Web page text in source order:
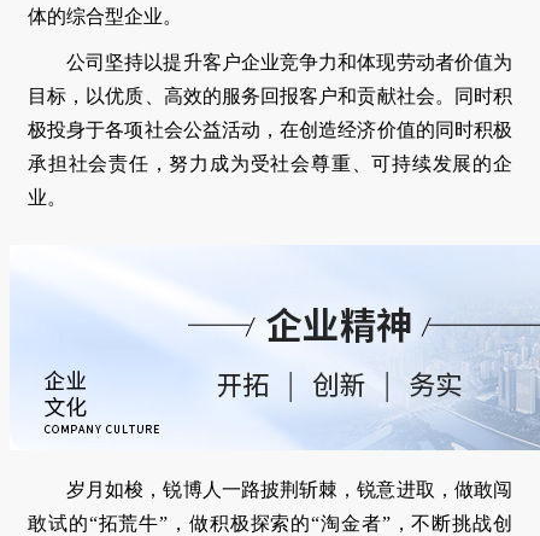
体的综合型企业。
公司坚持以提升客户企业竞争力和体现劳动者价值为
目标，以优质、高效的服务回报客户和贡献社会。同时积
极投身于各项社会公益活动，在创造经济价值的同时积极
承担社会责任，努力成为受社会尊重、可持续发展的企
业。
岁月如梭，锐博人一路披荆斩棘，锐意进取，做敢闯
敢试的“拓荒牛”，做积极探索的“淘金者”，不断挑战创